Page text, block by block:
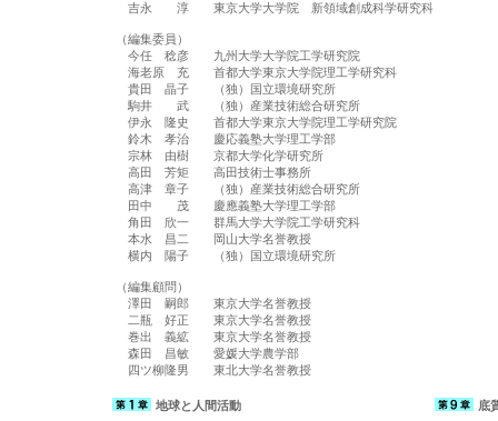
吉永　　淳　　東京大学大学院　新領域創成科学研究科
（編集委員）
今任　稔彦　　九州大学大学院工学研究院
海老原　充　　首都大学東京大学院理工学研究科
貴田　晶子　　（独）国立環境研究所
駒井　　武　　（独）産業技術総合研究所
伊永　隆史　　首都大学東京大学院理工学研究院
鈴木　孝治　　慶応義塾大学理工学部
宗林　由樹　　京都大学化学研究所
高田　芳矩　　高田技術士事務所
高津　章子　　（独）産業技術総合研究所
田中　　茂　　慶應義塾大学理工学部
角田　欣一　　群馬大学大学院工学研究科
本水　昌二　　岡山大学名誉教授
横内　陽子　　（独）国立環境研究所
（編集顧問）
澤田　嗣郎　　東京大学名誉教授
二瓶　好正　　東京大学名誉教授
巻出　義絋　　東京大学名誉教授
森田　昌敏　　愛媛大学農学部
地球と人間活動 底